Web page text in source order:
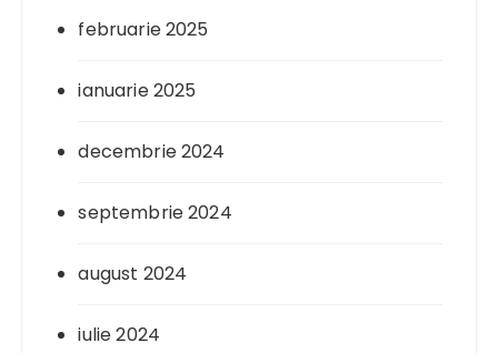
februarie 2025
ianuarie 2025
decembrie 2024
septembrie 2024
august 2024
iulie 2024